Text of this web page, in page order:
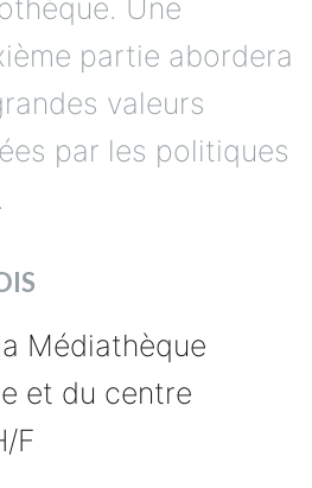
Une
partie abordera
valeurs
par les politiques